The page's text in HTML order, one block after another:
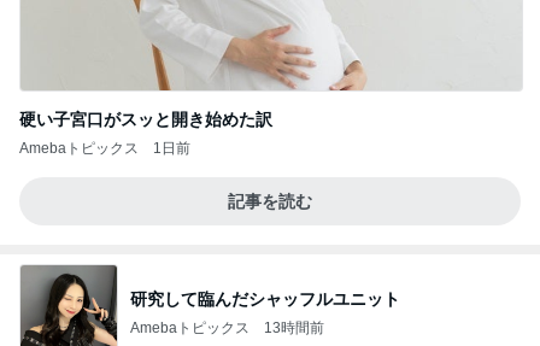
硬い子宮口がスッと開き始めた訳
Amebaトピックス 1日前
記事を読む
研究して臨んだシャッフルユニット
Amebaトピックス 13時間前